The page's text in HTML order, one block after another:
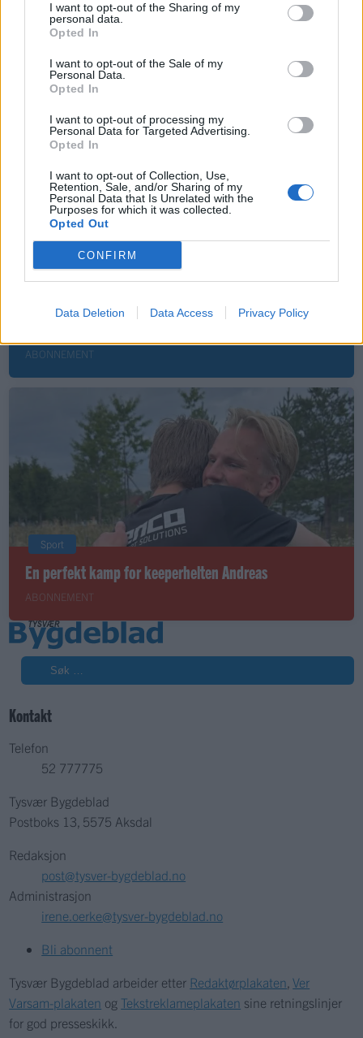
I want to opt-out of the Sharing of my
personal data.
Opted In
I want to opt-out of the Sale of my
Personal Data.
Opted In
I want to opt-out of processing my
Personal Data for Targeted Advertising.
Opted In
I want to opt-out of Collection, Use,
Retention, Sale, and/or Sharing of my
Personal Data that Is Unrelated with the
Purposes for which it was collected.
Opted Out
CONFIRM
Data Deletion Data Access Privacy Policy
– Finner roen på hytta
ABONNEMENT
Sport
En perfekt kamp for keeperhelten Andreas
ABONNEMENT
Søk
Kontakt
Telefon
52 777775
Tysvær Bygdeblad
Postboks 13, 5575 Aksdal
Redaksjon
post@tysver-bygdeblad.no
Administrasjon
irene.oerke@tysver-bygdeblad.no
Bli abonnent
Tysvær Bygdeblad arbeider etter Redaktørplakaten ,Ver
Varsam-plakaten og Tekstreklameplakaten sine retningslinjer
for god presseskikk.